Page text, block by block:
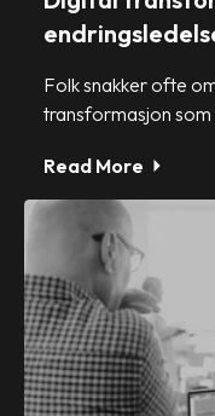
Folk snakker ofte
transformasjon
Read More